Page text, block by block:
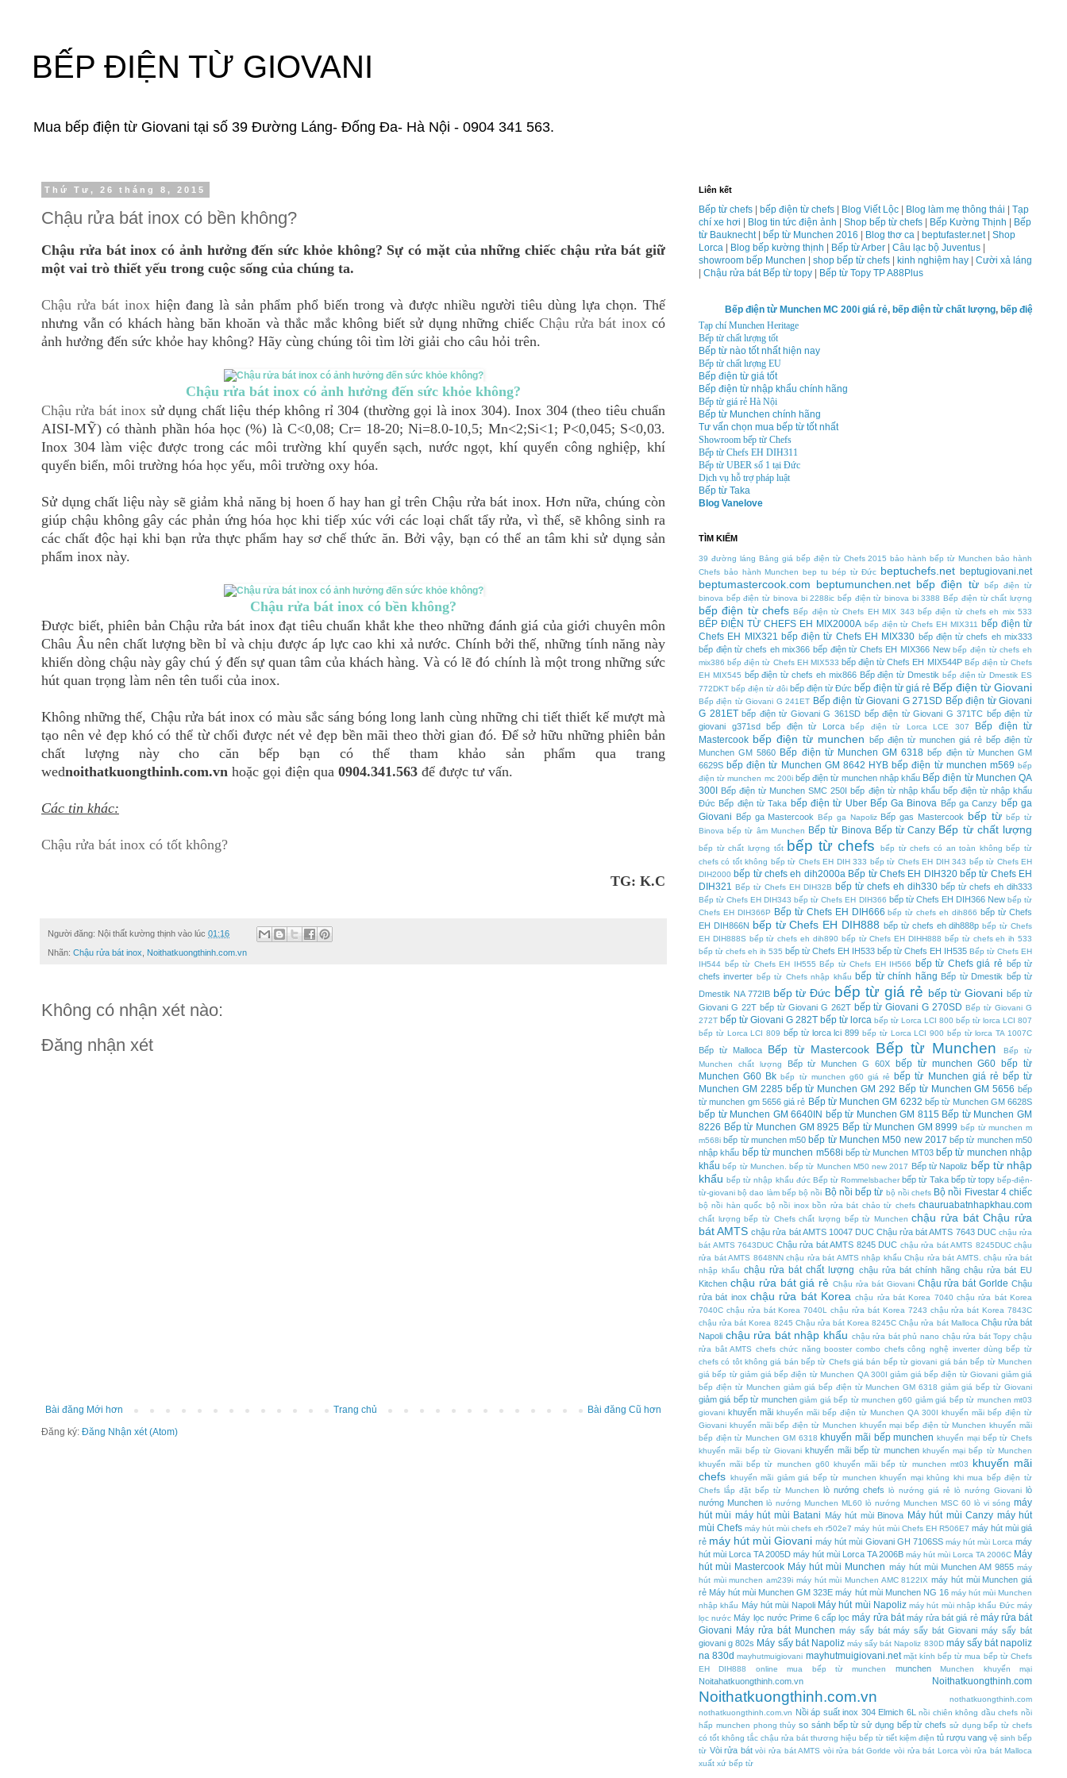
BẾP ĐIỆN TỪ GIOVANI
Mua bếp điện từ Giovani tại số 39 Đường Láng- Đống Đa- Hà Nội - 0904 341 563.
Thứ Tư, 26 tháng 8, 2015
Chậu rửa bát inox có bền không?
Chậu rửa bát inox có ảnh hưởng đến sức khỏe không? Sự có mặt của những chiếc chậu rửa bát giữ
một vai trò thiết yếu trong cuộc sống của chúng ta.
Chậu rửa bát inox hiện đang là sản phẩm phổ biến trong và được nhiều người tiêu dùng lựa chọn. Thế
nhưng vẫn có khách hàng băn khoăn và thắc mắc không biết sử dụng những chiếc Chậu rửa bát inoxcó
ảnh hưởng đến sức khỏe hay không? Hãy cùng chúng tôi tìm lời giải cho câu hỏi trên.
Chậu rửa bát inox có ảnh hưởng đến sức khỏe không?
Chậu rửa bát inox sử dụng chất liệu thép không rỉ 304 (thường gọi là inox 304). Inox 304 (theo tiêu chuẩn
AISI-MỸ) có thành phần hóa học (%) là C<0,08; Cr= 18-20; Ni=8.0-10,5; Mn<2;Si<1; P<0,045; S<0,03.
Inox 304 làm việc được trong các môi trường khí quyển sạch, nước ngọt, khí quyển công nghiệp, khí
quyển biển, môi trường hóa học yếu, môi trường oxy hóa.
Sử dụng chất liệu này sẽ giảm khả năng bị hoen ố hay han gỉ trên Chậu rửa bát inox. Hơn nữa, chúng còn
giúp chậu không gây các phản ứng hóa học khi tiếp xúc với các loại chất tẩy rửa, vì thế, sẽ không sinh ra
các chất độc hại khi bạn rửa thực phẩm hay sơ chế thức ăn. Bởi vậy, bạn có thể an tâm khi sử dụng sản
phẩm inox này.
Chậu rửa bát inox có bền không?
Được biết, phiên bản Chậu rửa bát inox đạt tiêu chuẩn khắt khe theo những đánh giá của giới chuyên môn
Châu Âu nên chất lượng bền bỉ và chịu được áp lực cao khi xả nước. Chính bởi thế, những tính năng này
khiến dòng chậu này gây chú ý đến sự quan tâm của khách hàng. Và có lẽ đó chính là một trong những sức
hút quan trọng làm nên tên tuổi của inox.
Không những thế, Chậu rửa bát inox có màu sắc sáng bóng long lanh cùng những chi tiết thiết kế mượt mà
tạo nên vẻ đẹp khó có thể từ chối được nét vẻ đẹp bền mãi theo thời gian đó. Để sở hữu những phiên bản
chất lượng này cho căn bếp bạn có thể tham khảo sản phẩm qua trang
wednoithatkuongthinh.com.vn hoặc gọi điện qua 0904.341.563 để được tư vấn.
Các tin khác:
Chậu rửa bát inox có tốt không?
TG: K.C
Người đăng: Nội thất kường thịnh vào lúc 01:16
Nhãn: Chậu rửa bát inox Noithatkuongthinh.com.vn
Không có nhận xét nào:
Đăng nhận xét
Bài đăng Mới hơn Bài đăng Cũ hơn
Trang chủ
Đăng ký: Đăng Nhận xét (Atom)
Liên kết
Bếp từ chefs bếp điện từ chefs Blog Viết Lộc Blog làm mẹ thông thái
Tạp
chí xe hơi
Blog tin tức điện ảnh Shop bếp từ chefs Bếp Kường Thịnh
Bếp
từ Bauknecht| bếp từ Munchen 2016 Blog thơ ca beptufaster.net| Shop
Lorca
Blog bếp kường thịnh Bếp từ Arber Câu lạc bộ Juventus
showroom bếp Munchen
shop bếp từ chefs kinh nghiệm hay
Cười xả láng
Chậu rửa bát Bếp từ topy Bếp từ Topy TP A88Plus
Bếp điện từ Munchen MC 200i giá rẻ, bếp điện từ chất lượng ,bếp điện từ chefs,0904.
Tạp chí Munchen Heritage
Bếp từ chất lượng tốt
Bếp từ nào tốt nhất hiện nay
Bếp từ chất lượng EU
Bếp điện từ giá tốt
Bếp điện từ nhập khẩu chính hãng
Bếp từ giá rẻ Hà Nội
Bếp từ Munchen chính hãng
Tư vấn chọn mua bếp từ tốt nhất
Showroom bếp từ Chefs
Bếp từ Chefs EH DIH311
Bếp từ UBER số 1 tại Đức
Dịch vụ hỗ trợ pháp luật
Bếp từ Taka
Blog Vanelove
TÌM KIẾM
39 đường láng Bảng giá bếp điện từ Chefs 2015 bảo hành bếp từ Munchen bảo hành
Chefs bảo hành Munchen bep tu bép từ Đức beptuchefs.net beptugiovani.net
beptumastercook.com beptumunchen.net bếp điện từ
bếp điện từ
binova bếp điện từ binova bi 2288ic bếp điện từ binova bi 3388 Bếp điện từ chất lượng
bếp điện từ chefs Bếp điện từ Chefs EH MIX 343 bếp điện từ chefs eh mix 533
BẾP ĐIỆN TỪ CHEFS EH MIX2000A bếp điện từ Chefs EH MIX311
bếp điện từ
Chefs EH MIX321 bếp điện từ Chefs EH MIX330 bếp điện từ chefs eh mix333
bếp điện từ chefs eh mix366 bếp điện từ Chefs EH MIX366 New bếp điện từ chefs eh
mix386 bếp điện từ Chefs EH MIX533 bếp điện từ Chefs EH MIX544P Bếp điện từ Chefs
EH MIX545 bếp điện từ chefs eh mix866 Bếp điện từ Dmestik bếp điện từ Dmestik ES
772DKT bếp điện từ đôi bếp điện từ Đức bếp điện từ giá rẻ Bếp điện từ Giovani
Bếp điện từ Giovani G 241ET Bếp điện từ Giovani G 271SD Bếp điện từ Giovani
G 281ET bếp điện từ Giovani G 361SD bếp điện từ Giovani G 371TC bếp điện từ
giovani g371sd
bếp điện từ Lorca bếp điện từ Lorca LCE 307
Bếp điện từ
Mastercook bếp điện từ munchen bếp điện từ munchen giá rẻ bếp điện từ
Munchen GM 5860 Bếp điện từ Munchen GM 6318 bếp điện từ Munchen GM
6629S bếp điện từ Munchen GM 8642 HYB bếp điện từ munchen m569 bếp
điện từ munchen mc 200i bếp điện từ munchen nhập khẩu Bếp điện từ Munchen QA
300I
Bếp điện từ Munchen SMC 250I bếp điện từ nhập khẩu bếp điện từ nhập khẩu
Đức Bếp điện từ Taka bếp điện từ Uber Bếp Ga Binova Bếp ga Canzy bếp ga
Giovani Bếp ga Mastercook Bếp ga Napoliz Bếp gas Mastercook bếp từ bếp từ
Binova bếp từ âm Munchen Bếp từ Binova Bếp từ Canzy Bếp từ chất lượng
bếp từ chất lượng tốt bếp từ chefs bếp từ chefs có an toàn không bếp từ
chefs có tốt không bếp từ Chefs EH DIH 333 bếp từ Chefs EH DIH 343 bếp từ Chefs EH
DIH2000 bếp từ chefs eh dih2000a Bếp từ Chefs EH DIH320 bếp từ Chefs EH
DIH321 Bếp từ Chefs EH DIH32B bếp từ chefs eh dih330 bếp từ chefs eh dih333
Bếp từ Chefs EH DIH343 bếp từ Chefs EH DIH366 bếp từ Chefs EH DIH366 New bếp từ
Chefs EH DIH366P
Bếp từ Chefs EH DIH666 bếp từ chefs eh dih866 bếp từ Chefs
EH DIH866N bếp từ Chefs EH DIH888 bếp từ chefs eh dih888p bếp từ Chefs
EH DIH888S bếp từ chefs eh dih890 bếp từ Chefs EH DIHH888 bếp từ chefs eh ih 533
bếp từ chefs eh ih 535 bếp từ Chefs EH IH533 bếp từ Chefs EH IH535 Bếp từ Chefs EH
IH544 bếp từ Chefs EH IH555 Bếp từ Chefs EH IH566 bếp từ Chefs giá rẻ bếp từ
chefs inverter bếp từ Chefs nhập khẩu bếp từ chính hãng Bếp từ Dmestik bếp từ
Dmestik NA 772IB bếp từ Đức bếp từ giá rẻ bếp từ Giovani bếp từ
Giovani G 22T bếp từ Giovani G 262T bếp từ Giovani G 270SD Bếp từ Giovani G
272T bếp từ Giovani G 282T bếp từ lorca bếp từ Lorca LCI 800 bếp từ lorca LCI 807
bếp từ Lorca LCI 809 bếp từ lorca lci 899 bếp từ Lorca LCI 900 bếp từ lorca TA 1007C
Bếp từ Malloca Bếp từ Mastercook Bếp từ Munchen
Bếp từ
Munchen chất lượng
Bếp từ Munchen G 60X bếp từ munchen G60 bếp từ
Munchen G60 Bk bếp từ munchen g60 giá rẻ bếp từ Munchen giá rẻ bếp từ
Munchen GM 2285 bếp từ Munchen GM 292 Bếp từ Munchen GM 5656 bếp
từ munchen gm 5656 giá rẻ Bếp từ Munchen GM 6232 bếp từ Munchen GM 6628S
bếp từ Munchen GM 6640IN bếp từ Munchen GM 8115 Bếp từ Munchen GM
8226 Bếp từ Munchen GM 8925 Bếp từ Munchen GM 8999 bếp từ munchen m
m568i bếp từ munchen m50 bếp từ Munchen M50 new 2017 bếp từ munchen m50
nhập khẩu bếp từ munchen m568i bếp từ Munchen MT03 bếp từ munchen nhập
khẩu bếp từ Munchen. bếp từ Munchen M50 new 2017 Bếp từ Napoliz bếp từ nhập
khẩu bếp từ nhập khẩu đức Bếp từ Rommelsbacher bếp từ Taka bếp từ topy bếp-điện-
từ-giovani bộ dao làm bếp bộ nồi Bộ nồi bếp từ bộ nồi chefs Bộ nồi Fivestar 4 chiếc
bộ nồi hàn quốc bộ nồi inox bồn rửa bát chảo từ chefs chauruabatnhapkhau.com
chất lượng bếp từ Chefs chất lượng bếp từ Munchen chậu rửa bát Chậu rửa
bát AMTS chậu rửa bát AMTS 10047 DUC Chậu rửa bát AMTS 7643 DUC chậu rửa
bát AMTS 7643DUC Chậu rửa bát AMTS 8245 DUC chậu rửa bát AMTS 8245DUC chậu
rửa bát AMTS 8648NN chậu rửa bát AMTS nhập khẩu Chậu rửa bát AMTS. chậu rửa bát
nhập khẩu chậu rửa bát chất lượng chậu rửa bát chính hãng chậu rửa bát EU
Kitchen chậu rửa bát giá rẻ Chậu rửa bát Giovani Chậu rửa bát Gorlde Chậu
rửa bát inox chậu rửa bát Korea chậu rửa bát Korea 7040 chậu rửa bát Korea
7040C chậu rửa bát Korea 7040L chậu rửa bát Korea 7243 chậu rửa bát Korea 7843C
chậu rửa bát Korea 8245 Chậu rửa bát Korea 8245C Chậu rửa bát Malloca Chậu rửa bát
Napoli chậu rửa bát nhập khẩu chậu rửa bát phủ nano chậu rửa bát Topy chậu
rửa bât AMTS chefs chức năng booster combo chefs công nghệ inverter dùng bếp từ
chefs có tôt không giá bán bếp từ Chefs giá bán bếp từ giovani giá bán bếp từ Munchen
giá bếp từ giảm giá bếp điện từ Munchen QA 300I giảm giá bếp điện từ Giovani giảm giá
bếp điện từ Munchen giảm giá bếp điện từ Munchen GM 6318 giảm giá bếp từ Giovani
giảm giá bếp từ munchen giảm giá bếp từ munchen g60 giảm giá bếp từ munchen mt03
giovani khuyến mãi khuyến mãi bếp điện từ Munchen QA 300I khuyến mãi bếp điện từ
Giovani khuyến mãi bếp điện từ Munchen khuyến mại bếp điện từ Munchen khuyến mãi
bếp điện từ Munchen GM 6318 khuyến mãi bếp munchen khuyến mại bếp từ Chefs
khuyến mãi bếp từ Giovani khuyến mãi bếp từ munchen khuyến mại bếp từ Munchen
khuyến mãi bếp từ munchen g60 khuyến mãi bếp từ munchen mt03
khuyến mãi
chefs khuyến mãi giảm giá bếp từ munchen khuyến mại khủng khi mua bếp điện từ
Chefs lắp đặt bếp từ Munchen lò nướng chefs lò nướng giá rẻ lò nướng Giovani lò
nướng Munchen lò nướng Munchen ML60 lò nướng Munchen MSC 60 lò vi sóng máy
hút mùi máy hút mùi Batani Máy hút mùi Binova Máy hút mùi Canzy máy hút
mùi Chefs máy hút mùi chefs eh r502e7 máy hút mùi Chefs EH R506E7 máy hút mùi giá
rẻ máy hút mùi Giovani máy hút mùi Giovani GH 7106SS máy hút mùi Lorca máy
hút mùi Lorca TA 2005D máy hút mùi Lorca TA 2006B máy hút mùi Lorca TA 2006C Máy
hút mùi Mastercook Máy hút mùi Munchen máy hút mùi Munchen AM 9855 máy
hút mùi munchen am239i máy hút mùi Munchen AMC 8122IX máy hút mùi Munchen giá
rẻ Máy hút mùi Munchen GM 323E máy hút mùi Munchen NG 16 máy hút mùi Munchen
nhập khẩu Máy hút mùi Napoli Máy hút mùi Napoliz máy hút mùi nhập khẩu Đức máy
lọc nước Máy lọc nước Prime 6 cấp lọc máy rửa bát máy rửa bát giá rẻ máy rửa bát
Giovani Máy rửa bát Munchen máy sấy bát máy sấy bát Giovani máy sấy bát
giovani g 802s Máy sấy bát Napoliz máy sấy bát Napoliz 830D máy sấy bát napoliz
na 830d mayhutmuigiovani mayhutmuigiovani.net mặt kính bếp từ mua bếp từ Chefs
EH DIH888 online
mua bếp từ munchen munchen Munchen khuyến mại
Noitahatkuongthinh.com.vn Noithatkuongthinh.com
Noithatkuongthinh.com.vn
nothatkuongthinh.com
nothatkuongthinh.com.vn Nồi áp suất inox 304 Elmich 6L nồi chiên không dầu chefs nồi
hấp munchen phong thủy so sánh bếp từ sử dụng bếp từ chefs sử dụng bếp từ chefs
có tốt không tắc chậu rửa bát thương hiệu bếp từ tiết kiệm điện tủ rượu vang vệ sinh bếp
từ Vòi rửa bát vòi rửa bát AMTS vòi rửa bát Gorlde vòi rửa bát Lorca vòi rửa bát Malloca
xuất xứ bếp từ